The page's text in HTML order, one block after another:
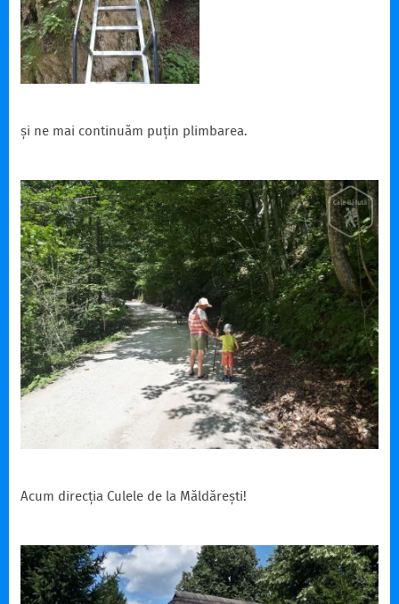
și ne mai continuăm puțin plimbarea.
Acum direcția Culele de la Măldărești!